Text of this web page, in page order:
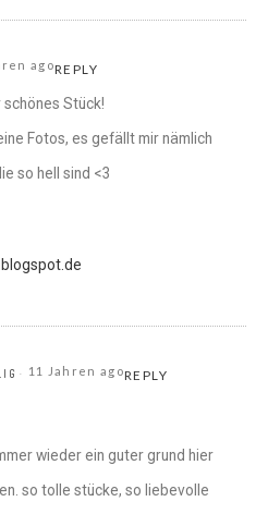
agoREPLY
schönes Stück!
Fotos, es gefällt mir nämlich
so hell sind <3
11 Jahren agoREPLY
wieder ein guter grund hier
so tolle stücke, so liebevolle